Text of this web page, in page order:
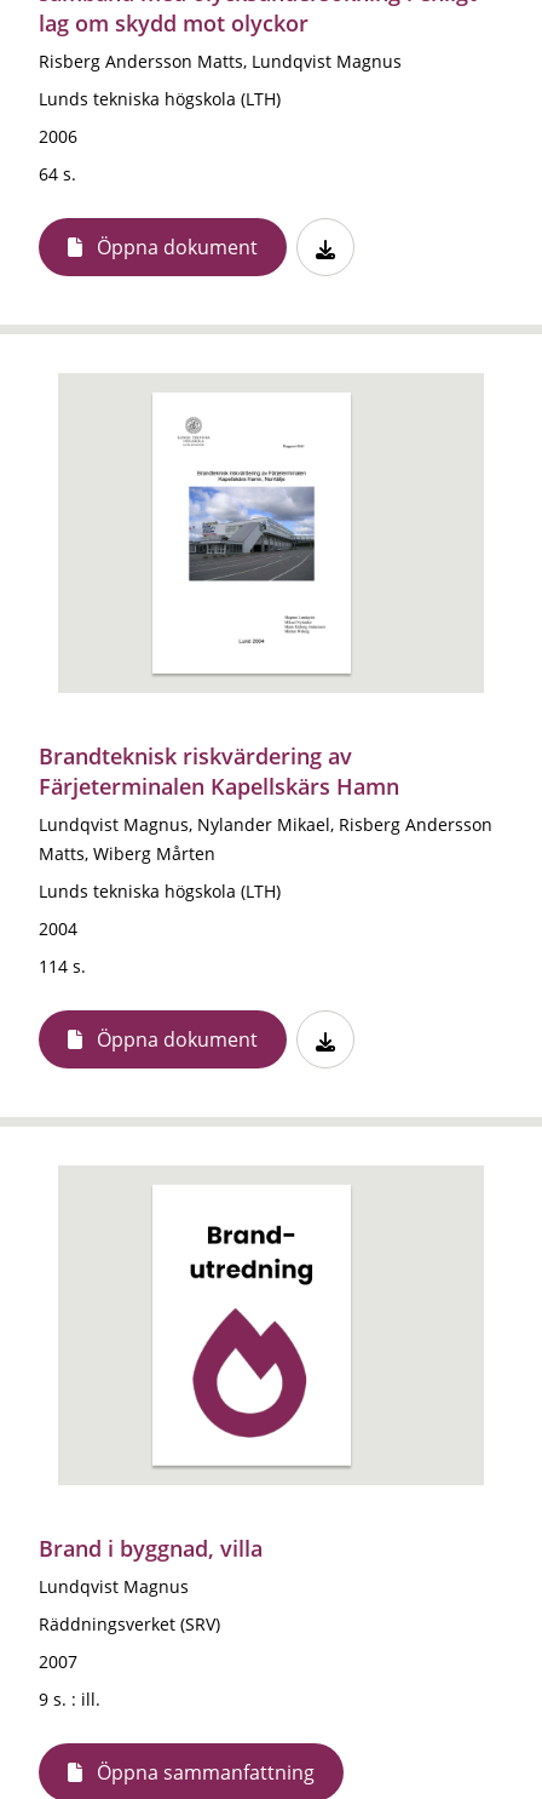
lag om skydd mot olyckor
Risberg Andersson Matts, Lundqvist Magnus
Lunds tekniska högskola (LTH)
2006
64 s.
Öppna dokument
Brandteknisk riskvärdering av
Färjeterminalen Kapellskärs Hamn
Lundqvist Magnus, Nylander Mikael, Risberg Andersson
Matts, Wiberg Mårten
Lunds tekniska högskola (LTH)
2004
114 s.
Öppna dokument
Brand i byggnad, villa
Lundqvist Magnus
Räddningsverket (SRV)
2007
9 s. : ill.
Öppna sammanfattning